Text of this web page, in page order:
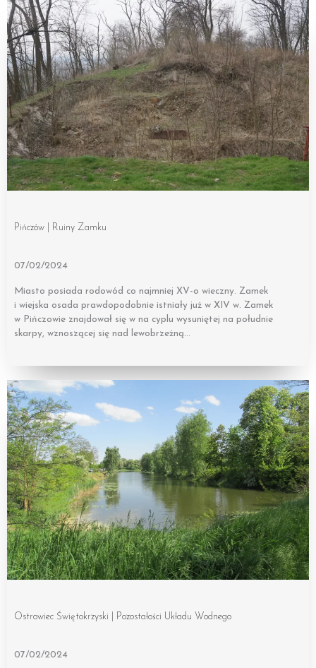
Pińczów | Ruiny Zamku
07/02/2024
Miasto posiada rodowód co najmniej XV-o wieczny. Zamek
i wiejska osada prawdopodobnie istniały już w XIV w. Zamek
w Pińczowie znajdował się w na cyplu wysuniętej na południe
skarpy, wznoszącej się nad lewobrzeżną…
Ostrowiec Świętokrzyski | Pozostałości Układu Wodnego
07/02/2024